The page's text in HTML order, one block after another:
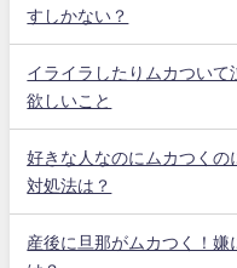
すしかない？
イライラしたりムカつい
欲しいこと
好きな人なのにムカつく
対処法は？
産後に旦那がムカつく！